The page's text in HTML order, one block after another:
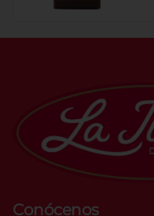
Conócenos